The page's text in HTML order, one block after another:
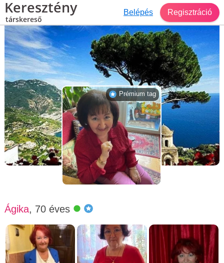
Keresztény
társkereső
Belépés Regisztráció
Társkereső Budapest
Ágika, 70 éves, nő
Ágika, 70 éves
Prémium tag